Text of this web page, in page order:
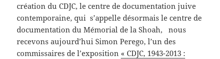
création du CDJC, le centre de documentation juive
contemporaine, qui s’appelle désormais le centre de
documentation du Mémorial de la Shoah, nous
recevons aujourd’hui Simon Perego, l’un des
commissaires de l’exposition « CDJC, 1943-2013 :